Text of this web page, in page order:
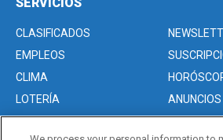
CLASIFICADOS
EMPLEOS
CLIMA
LOTERÍA
ANUNCIOS